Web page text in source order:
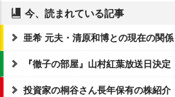
今、読まれている記事
亜希 元夫・清原和博との現在の関係
『徹子の部屋』山村紅葉放送日決定
投資家の桐谷さん長年保有の株紹介